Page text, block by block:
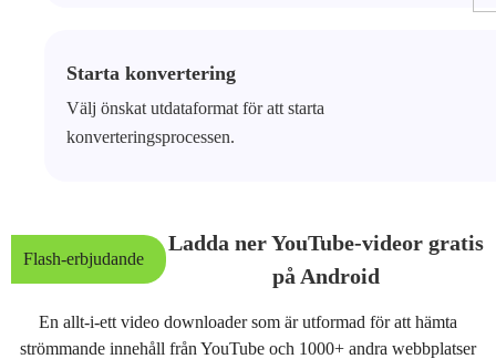
Starta konvertering
Välj önskat utdataformat för att starta
konverteringsprocessen.
Flash-erbjudande
Ladda ner YouTube-videor gratis
på Android
En allt-i-ett video downloader som är utformad för att hämta
strömmande innehåll från YouTube och 1000+ andra webbplatser